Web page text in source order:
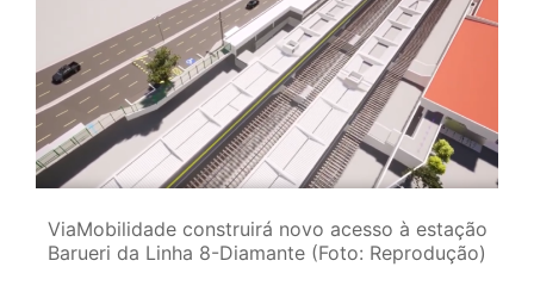
ViaMobilidade construirá novo acesso à estação
Barueri da Linha 8-Diamante (Foto: Reprodução)